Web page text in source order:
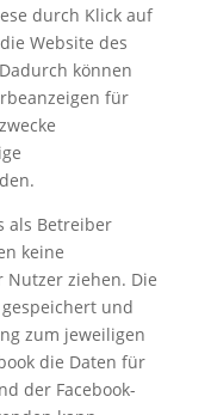
durch Klick auf
Website des
können
für
als Betreiber
keine
Nutzer ziehen. Die
und
zum jeweiligen
die Daten für
der Facebook-